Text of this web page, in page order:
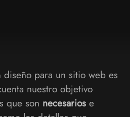
para un sitio web es
nuestro objetivo
que son necesariose